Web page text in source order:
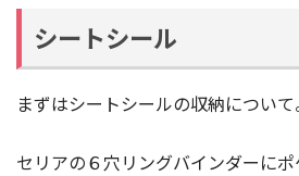
シートシール
まずはシートシールの収納について
セリアの６穴リングバインダーに